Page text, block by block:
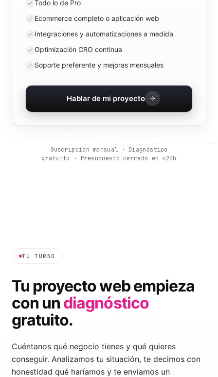
Todo lo de Pro
Ecommerce completo o aplicación web
Integraciones y automatizaciones a medida
Optimización CRO continua
Soporte preferente y mejoras mensuales
Hablar de mi proyecto
Suscripción mensual · Diagnóstico
gratuito · Presupuesto cerrado en <24h
TU TURNO
Tu proyecto web empieza
con un diagnóstico
gratuito.
Cuéntanos qué negocio tienes y qué quieres
conseguir. Analizamos tu situación, te decimos con
honestidad qué haríamos y te enviamos un